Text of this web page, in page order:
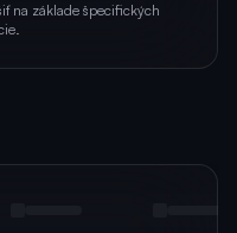
na základe špecifických